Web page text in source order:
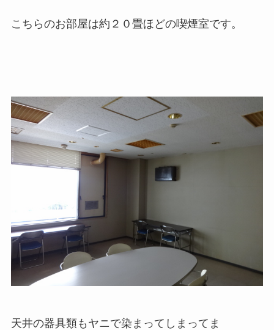
こちらのお部屋は約２０畳ほどの喫煙室です。
天井の器具類もヤニで染まってしまってま